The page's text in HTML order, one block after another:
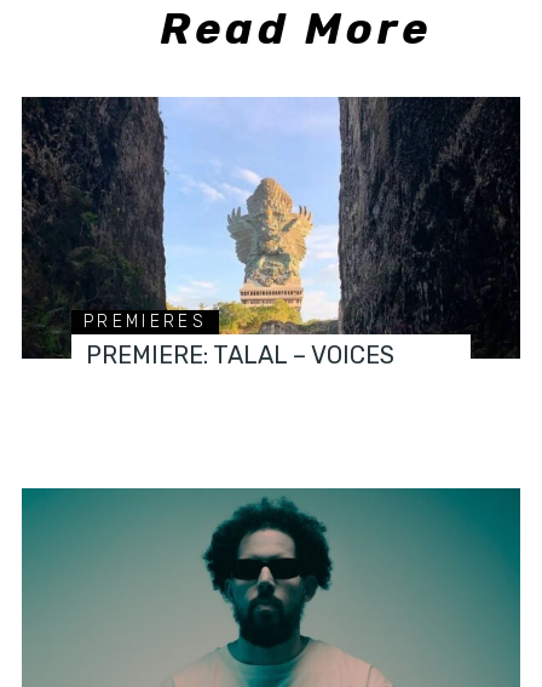
Read More
PREMIERES
PREMIERE: TALAL – VOICES